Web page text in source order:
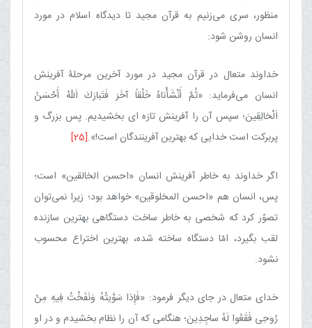
منظور، سری می‌زنیم به قرآن مجید تا دیدگاه اسلام در مورد
انسان روشن شود:
خداوند متعال در قرآن مجید در مورد آخرین مرحلۀ آفرینش
انسان می‌فرماید: «ثُمَّ أَنْشَأْناهُ خَلْقاً آخَرَ فَتَبارَكَ اَللّهُ أَحْسَنُ
اَلْخالِقِینَ‌؛ سپس آن را آفرینش تازه ای بخشیدیم. پس بزرگ و
پربركت است خدایی كه بهترین آفرینندگان است!».[25]
اگر خداوند به خاطر آفرینش انسان «احسن الخالقین» است؛
پس، انسان هم «احسن المخلوقین» خواهد بود؛ زیرا نمی‌توان
تصوّر كرد كه شخصی به خاطر ساخت دستگاهی بهترین سازنده
لقب بگیرد، امّا دستگاه ساخته شده، بهترین اختراع محسوب
نشود.
خدای متعال در جای دیگر فرمود: «فَإِذا سَوَّیتُهُ وَنَفَخْتُ فِیهِ مِنْ
رُوحِی فَقَعُوا لَهُ ساجِدِینَ‌؛ هنگامی كه آن را نظام بخشیدم و در او